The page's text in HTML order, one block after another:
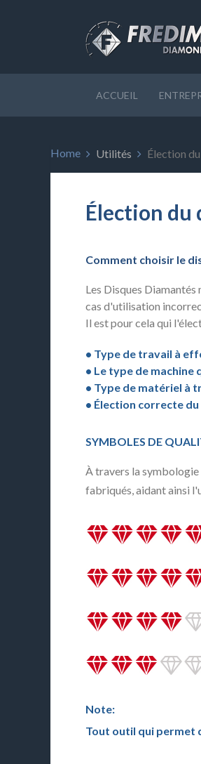
ACCUEIL
Home Utilités Élection
Élection du
Comment choisir le
Les Disques
cas d'utilisation
Il est pour cela qui
• Type de travail à
• Le type de machine
• Type de matériel à
• Élection correcte
SYMBOLES DE
À travers la symbologie
fabriqués, aidant ainsi
Note:
Tout outil qui permet